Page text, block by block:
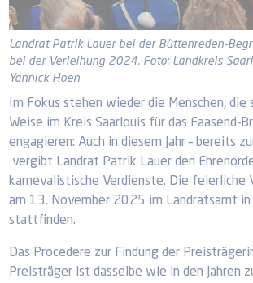
Landrat Patrik Lauer bei der Büttenreden-
bei der Verleihung 2024. Foto: Landkreis
Yannick Hoen
Im Fokus stehen wieder die Menschen, die
Weise im Kreis Saarlouis für das Faasend-
engagieren: Auch in diesem Jahr – bereits
vergibt Landrat Patrik Lauer den
karnevalistische Verdienste. Die feierliche
am 13. November 2025 im Landratsamt in
stattfinden.
Das Procedere zur Findung der
Preisträger ist dasselbe wie in den Jahren